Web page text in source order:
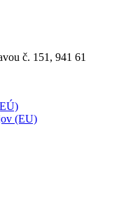
č. 151, 941 61
(EU)